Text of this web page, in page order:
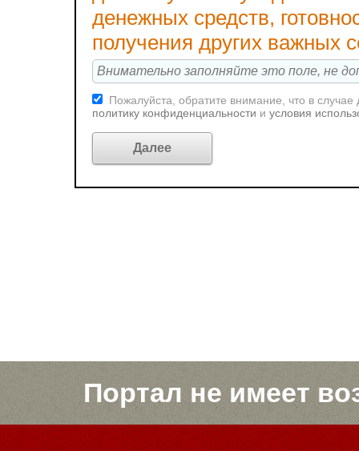
денежных средств,
получения других важных
Пожалуйста, обратите внимание, что в
политику конфиденциальности и условия
Портал не имеет